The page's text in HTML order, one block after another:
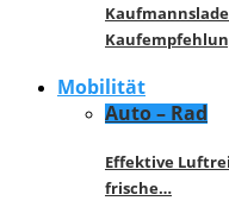
Mobilität
Auto – Rad
Effektive
frische…